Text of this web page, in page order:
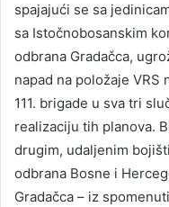
spajajući se sa
sa Istočnobosanskim
odbrana Gradačca,
napad na položaje
111. brigade u sva tri
realizaciju tih planova.
drugim, udaljenim
odbrana Bosne i
Gradačca – iz